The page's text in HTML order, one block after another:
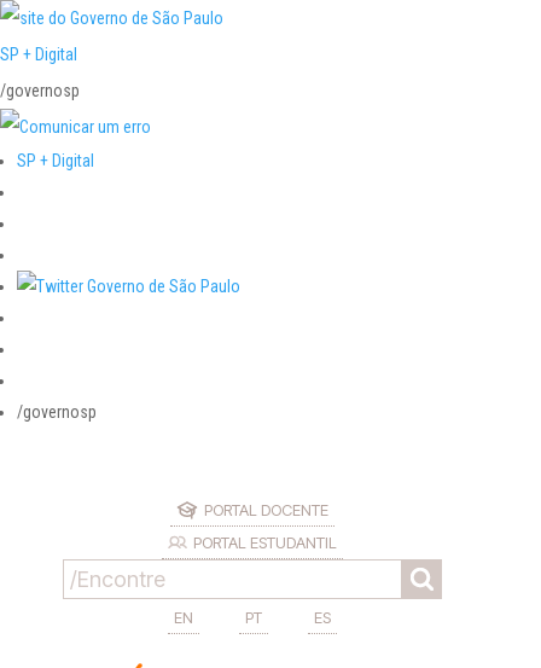
SP + Digital
/governosp
SP + Digital
/governosp
PORTAL DOCENTE
PORTAL ESTUDANTIL
EN PT ES